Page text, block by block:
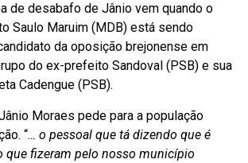
de desabafo de Jânio vem quando o
Saulo Maruim (MDB) está sendo
da oposição brejonense em
do ex-prefeito Sandoval (PSB) e sua
Cadengue (PSB).
Moraes pede para a população
“… o pessoal que tá dizendo que é
que fizeram pelo nosso município